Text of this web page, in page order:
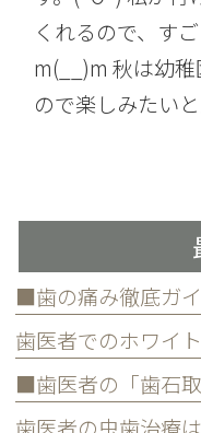
くれるので、す
m(__)m 秋は幼
ので楽しみたい
■歯の痛み徹底ガ
歯医者でのホワイ